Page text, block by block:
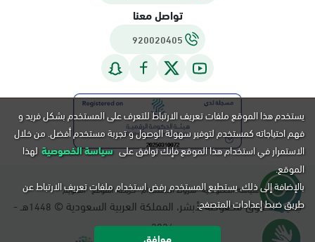
تواصل معنا
920020405
سياسة الخصوصية شروط الاستخدام خريطة الموقع التقويم
جميع الحقوق محفوظة لأبشر، المملكة العربية السعودية © 1448هـ -
2026م.
يستخدم هذا الموقع ملفات تعريف الارتباط للتعرف على المستخدم بشكل فريد و
فهم احتياجاته كمستخدم لتوفير سهولة الوصول و تجربة مستخدم أفضل. من خلال
الاستمرار في استخدام هذا الموقع فإنك توافق على سياسة الخصوصية لهذا
الموقع.
بالإضافة إلى ذلك, يستطيع المستخدم رفض استخدام ملفات تعريف الارتباط عن
طريق ضبط إعدادات المتصفح.
موافق